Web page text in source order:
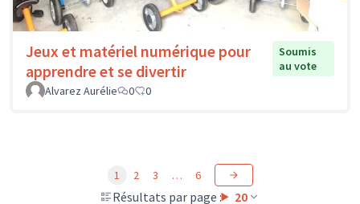
Jeux et matériel numérique pour
apprendre et se divertir
Soumis
au vote
Alvarez Aurélie
0 0
Résultats par page : 20
1 2 3 … 6